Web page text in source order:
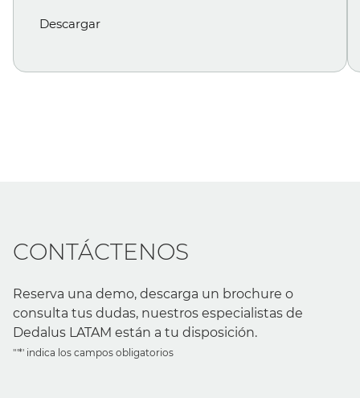
Descargar
CONTÁCTENOS
Reserva una demo, descarga un brochure o
consulta tus dudas, nuestros especialistas de
Dedalus LATAM están a tu disposición.
"'*' indica los campos obligatorios